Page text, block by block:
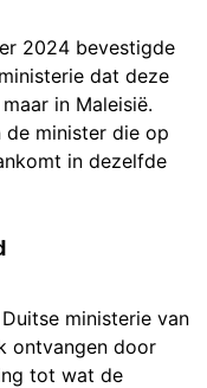
2024 bevestigde
dat deze
in Maleisië.
minister die op
in dezelfde
ministerie van
ontvangen door
tot wat de